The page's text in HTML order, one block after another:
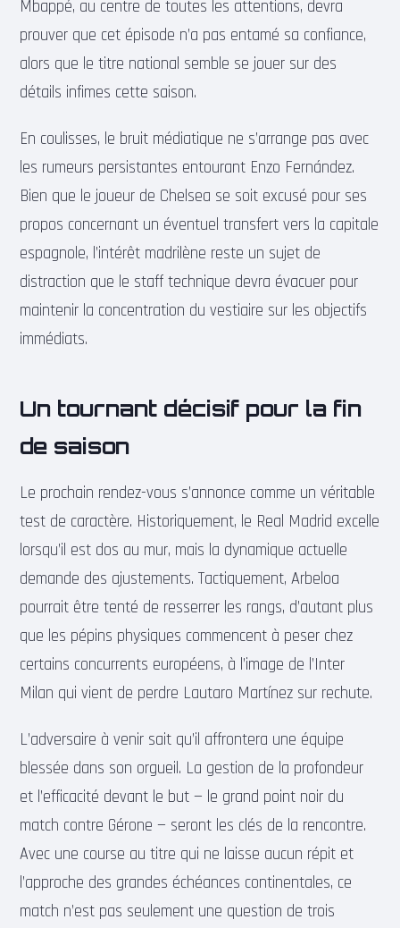
Mbappé, au centre de toutes les attentions, devra
prouver que cet épisode n’a pas entamé sa confiance,
alors que le titre national semble se jouer sur des
détails infimes cette saison.
En coulisses, le bruit médiatique ne s’arrange pas avec
les rumeurs persistantes entourant Enzo Fernández.
Bien que le joueur de Chelsea se soit excusé pour ses
propos concernant un éventuel transfert vers la capitale
espagnole, l’intérêt madrilène reste un sujet de
distraction que le staff technique devra évacuer pour
maintenir la concentration du vestiaire sur les objectifs
immédiats.
Un tournant décisif pour la fin
de saison
Le prochain rendez-vous s’annonce comme un véritable
test de caractère. Historiquement, le Real Madrid excelle
lorsqu’il est dos au mur, mais la dynamique actuelle
demande des ajustements. Tactiquement, Arbeloa
pourrait être tenté de resserrer les rangs, d’autant plus
que les pépins physiques commencent à peser chez
certains concurrents européens, à l’image de l’Inter
Milan qui vient de perdre Lautaro Martínez sur rechute.
L’adversaire à venir sait qu’il affrontera une équipe
blessée dans son orgueil. La gestion de la profondeur
et l’efficacité devant le but — le grand point noir du
match contre Gérone — seront les clés de la rencontre.
Avec une course au titre qui ne laisse aucun répit et
l’approche des grandes échéances continentales, ce
match n’est pas seulement une question de trois